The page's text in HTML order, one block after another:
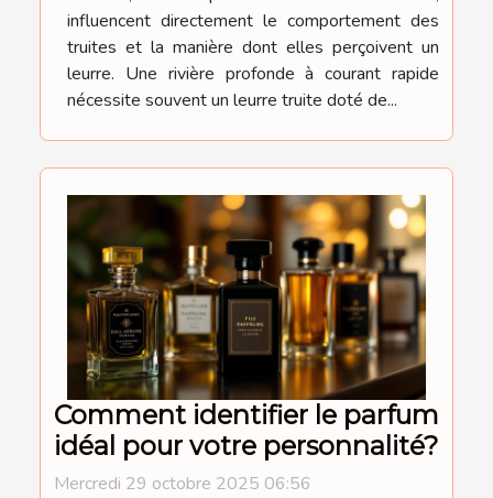
influencent directement le comportement des
truites et la manière dont elles perçoivent un
leurre. Une rivière profonde à courant rapide
nécessite souvent un leurre truite doté de...
Comment identifier le parfum
idéal pour votre personnalité?
Mercredi 29 octobre 2025 06:56